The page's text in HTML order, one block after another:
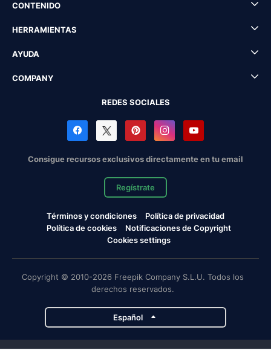
CONTENIDO
HERRAMIENTAS
AYUDA
COMPANY
REDES SOCIALES
Consigue recursos exclusivos directamente en tu email
Regístrate
Términos y condiciones
Política de privacidad
Política de cookies
Notificaciones de Copyright
Cookies settings
Copyright © 2010-2026 Freepik Company S.L.U. Todos los
derechos reservados.
Español